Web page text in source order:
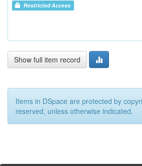
Restricted Access
Show full item record
Items in DSpace are protected by
reserved, unless otherwise indicated.